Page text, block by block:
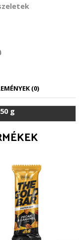
mennyiség
(0)
50 g